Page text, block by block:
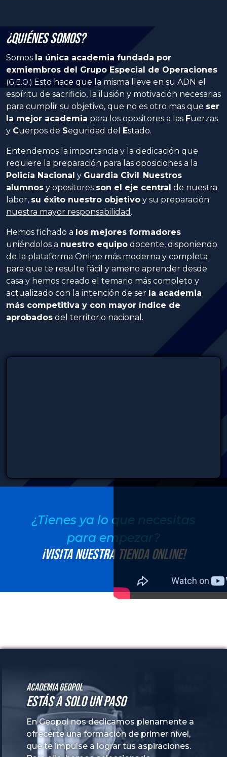
¿Quiénes Somos?
Somos la única academia fundada por
exmiembros del Grupo Especial de Operaciones
(G.E.O.) Esto hace que la misma lleve en su ADN el
espíritu de sacrificio, la ilusión y motivación necesarias
para cumplir su objetivo, que no es otro mas que ser
la mejor academia para los opositores a las
Fuerzas
y
Cuerpos de Seguridad del Estado.
Entendemos la importancia y la dedicación que
requiere la preparación para las oposiciones a la
Policía Nacional y Guardia Civil . Nuestros
alumnos y opositores son el eje central de nuestra
labor, su éxito nuestro objetivo y su preparación
nuestra mayor responsabilidad .
Hemos fichado a los mejores formadores
uniéndolos a nuestro equipo docente, disponiendo
de la plataforma Online más moderna y completa
para que te resulte fácil y ameno aprender desde
casa y hemos creado el temario más completo y
actualizado con la intención de ser la academia
más competitiva y con mayor índice de
aprobados del territorio nacional.
¿Tienes ya lo que necesitas
para empezar?
¡Visita nuestra tienda online!
Academia GeoPol
Estás a solo un paso
En Geopol nos dedicamos plenamente a
ofrecerte una formación de primer nivel,
que te impulse a lograr tus aspiraciones.